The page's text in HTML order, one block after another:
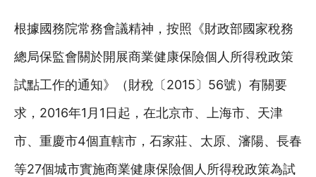
根據國務院常務會議精神，按照《財政部國家稅務
總局保監會關於開展商業健康保險個人所得稅政策
試點工作的通知》（財稅〔2015〕56號）有關要
求，2016年1月1日起，在北京市、上海市、天津
市、重慶市4個直轄市，石家莊、太原、瀋陽、長春
等27個城市實施商業健康保險個人所得稅政策為試